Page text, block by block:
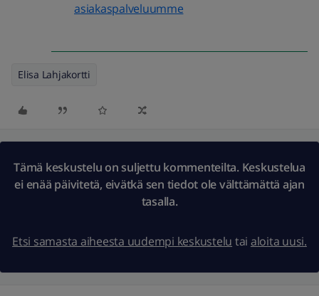
asiakaspalveluumme
Elisa Lahjakortti
Tämä keskustelu on suljettu kommenteilta. Keskustelua
ei enää päivitetä, eivätkä sen tiedot ole välttämättä ajan
tasalla.
Etsi samasta aiheesta uudempi keskustelu tai aloita uusi.